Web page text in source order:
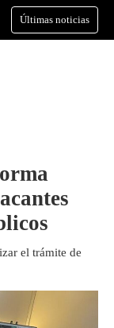
Últimas noticias
el trámite de